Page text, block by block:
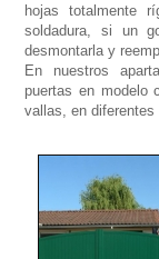
hojas totalmente
soldadura, si un
desmontarla y
En nuestros
puertas en modelo
vallas, en diferentes